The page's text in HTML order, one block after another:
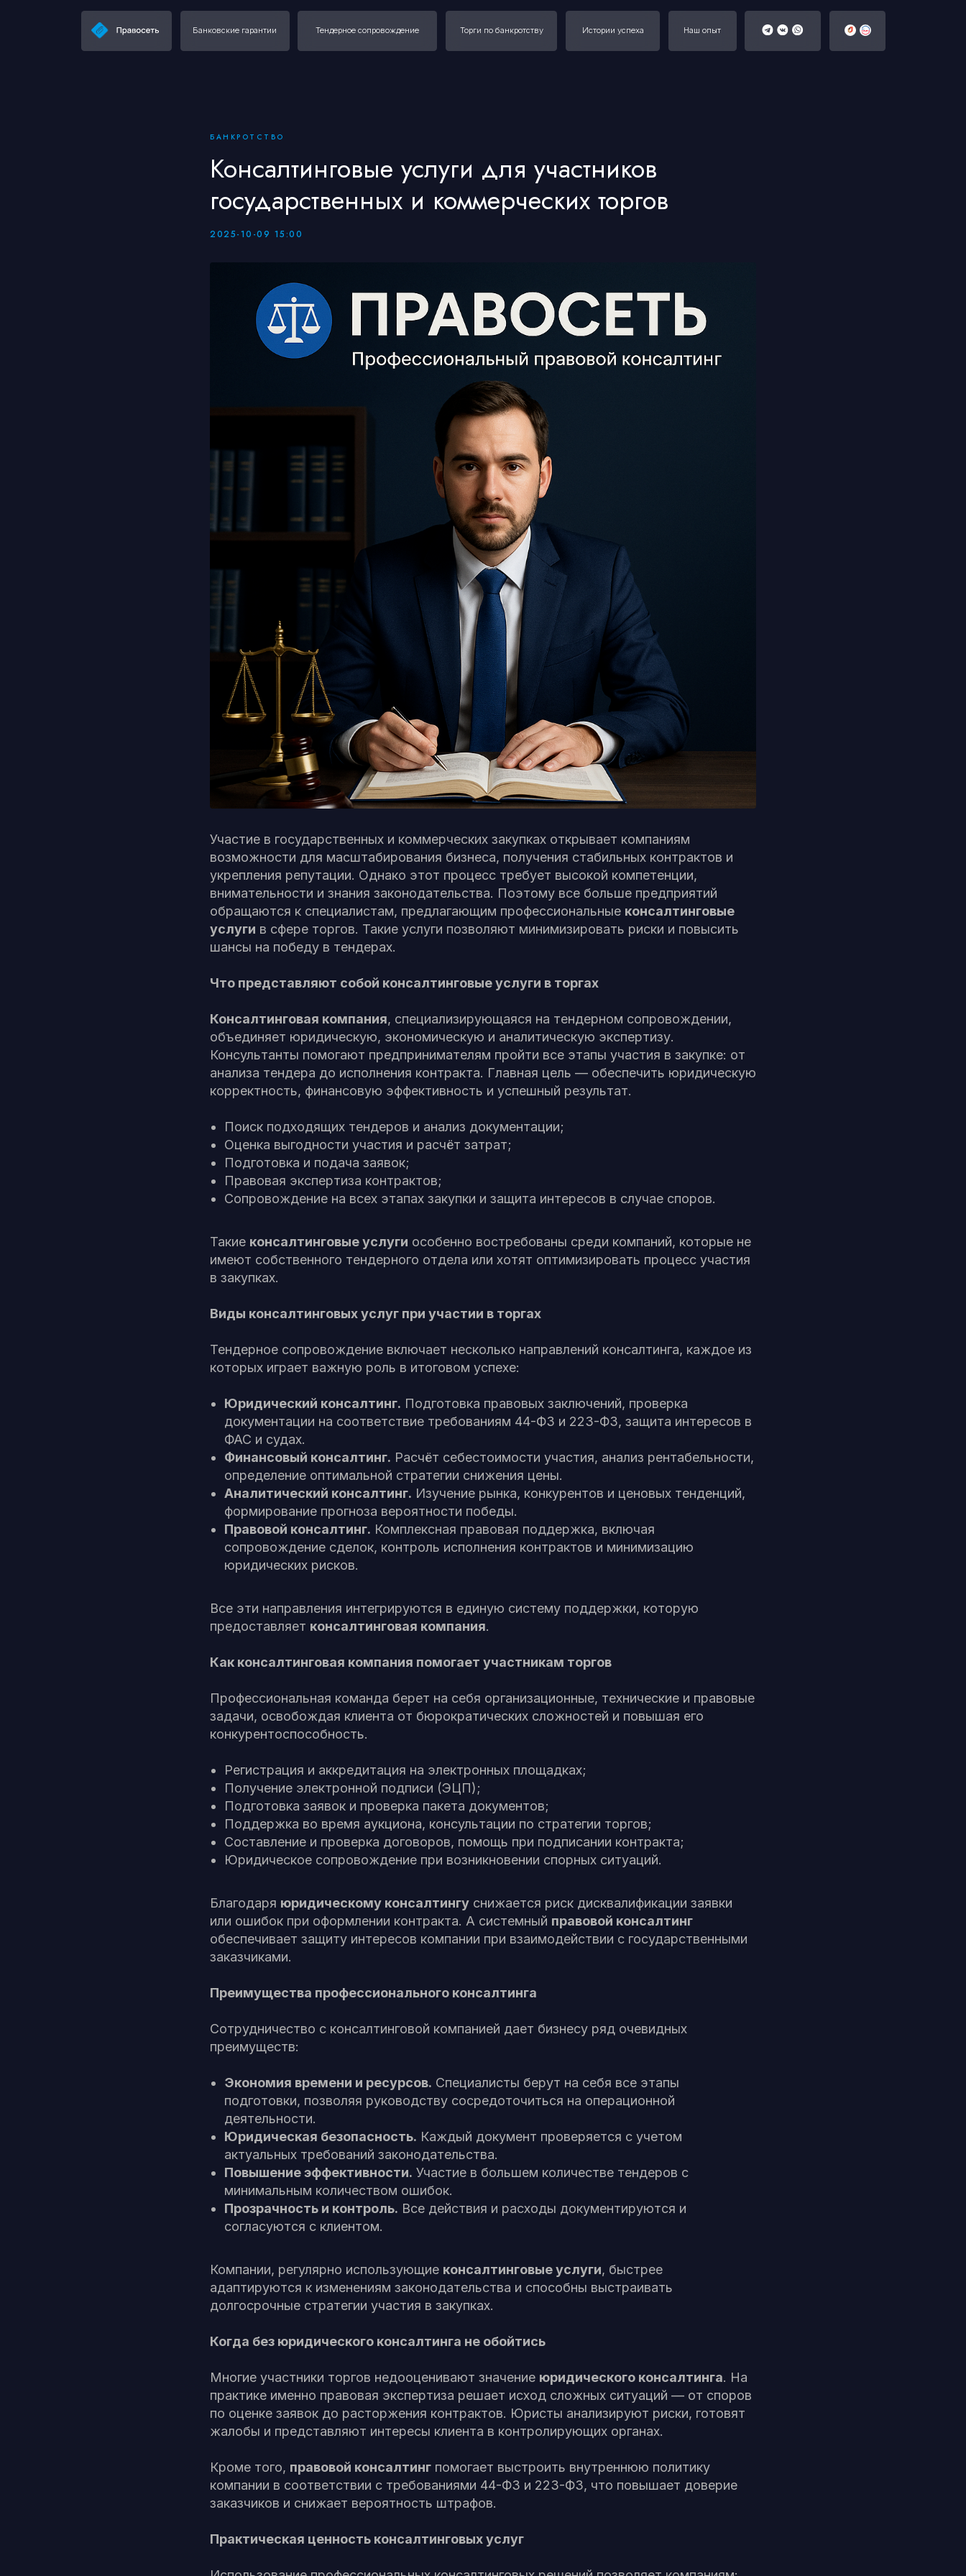
Торги по банкротству
Тендерное сопровождение
Банковские гарантии
БАНКРОТСТВО
Консалтинговые услуги для участников
государственных и коммерческих торгов
2025-10-09 15:00
Участие в государственных и коммерческих закупках открывает компаниям
возможности для масштабирования бизнеса, получения стабильных контрактов и
укрепления репутации. Однако этот процесс требует высокой компетенции,
внимательности и знания законодательства. Поэтому все больше предприятий
обращаются к специалистам, предлагающим профессиональные консалтинговые
услуги в сфере торгов. Такие услуги позволяют минимизировать риски и повысить
шансы на победу в тендерах.
Что представляют собой консалтинговые услуги в торгах
Консалтинговая компания, специализирующаяся на тендерном сопровождении,
объединяет юридическую, экономическую и аналитическую экспертизу.
Консультанты помогают предпринимателям пройти все этапы участия в закупке: от
анализа тендера до исполнения контракта. Главная цель — обеспечить юридическую
корректность, финансовую эффективность и успешный результат.
Поиск подходящих тендеров и анализ документации;
Оценка выгодности участия и расчёт затрат;
Подготовка и подача заявок;
Правовая экспертиза контрактов;
Сопровождение на всех этапах закупки и защита интересов в случае споров.
Такие консалтинговые услуги особенно востребованы среди компаний, которые не
имеют собственного тендерного отдела или хотят оптимизировать процесс участия
в закупках.
Виды консалтинговых услуг при участии в торгах
Тендерное сопровождение включает несколько направлений консалтинга, каждое из
которых играет важную роль в итоговом успехе:
Юридический консалтинг. Подготовка правовых заключений, проверка
документации на соответствие требованиям 44-ФЗ и 223-ФЗ, защита интересов в
ФАС и судах.
Финансовый консалтинг. Расчёт себестоимости участия, анализ рентабельности,
определение оптимальной стратегии снижения цены.
Аналитический консалтинг. Изучение рынка, конкурентов и ценовых тенденций,
формирование прогноза вероятности победы.
Правовой консалтинг. Комплексная правовая поддержка, включая
сопровождение сделок, контроль исполнения контрактов и минимизацию
юридических рисков.
Все эти направления интегрируются в единую систему поддержки, которую
предоставляет консалтинговая компания.
Как консалтинговая компания помогает участникам торгов
Профессиональная команда берет на себя организационные, технические и правовые
задачи, освобождая клиента от бюрократических сложностей и повышая его
конкурентоспособность.
Регистрация и аккредитация на электронных площадках;
Получение электронной подписи (ЭЦП);
Подготовка заявок и проверка пакета документов;
Поддержка во время аукциона, консультации по стратегии торгов;
Составление и проверка договоров, помощь при подписании контракта;
Юридическое сопровождение при возникновении спорных ситуаций.
Благодаря юридическому консалтингу снижается риск дисквалификации заявки
или ошибок при оформлении контракта. А системный правовой консалтинг
обеспечивает защиту интересов компании при взаимодействии с государственными
заказчиками.
Преимущества профессионального консалтинга
Сотрудничество с консалтинговой компанией дает бизнесу ряд очевидных
преимуществ:
Экономия времени и ресурсов. Специалисты берут на себя все этапы
подготовки, позволяя руководству сосредоточиться на операционной
деятельности.
Юридическая безопасность. Каждый документ проверяется с учетом
актуальных требований законодательства.
Повышение эффективности. Участие в большем количестве тендеров с
минимальным количеством ошибок.
Прозрачность и контроль. Все действия и расходы документируются и
согласуются с клиентом.
Компании, регулярно использующие консалтинговые услуги, быстрее
адаптируются к изменениям законодательства и способны выстраивать
долгосрочные стратегии участия в закупках.
Когда без юридического консалтинга не обойтись
Многие участники торгов недооценивают значение юридического консалтинга. На
практике именно правовая экспертиза решает исход сложных ситуаций — от споров
по оценке заявок до расторжения контрактов. Юристы анализируют риски, готовят
жалобы и представляют интересы клиента в контролирующих органах.
Кроме того, правовой консалтинг помогает выстроить внутреннюю политику
компании в соответствии с требованиями 44-ФЗ и 223-ФЗ, что повышает доверие
заказчиков и снижает вероятность штрафов.
Практическая ценность консалтинговых услуг